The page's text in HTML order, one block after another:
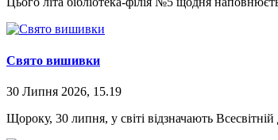
Свято вишивки
30 Липня 2026, 15.19
Щороку, 30 липня, у світі відзначають